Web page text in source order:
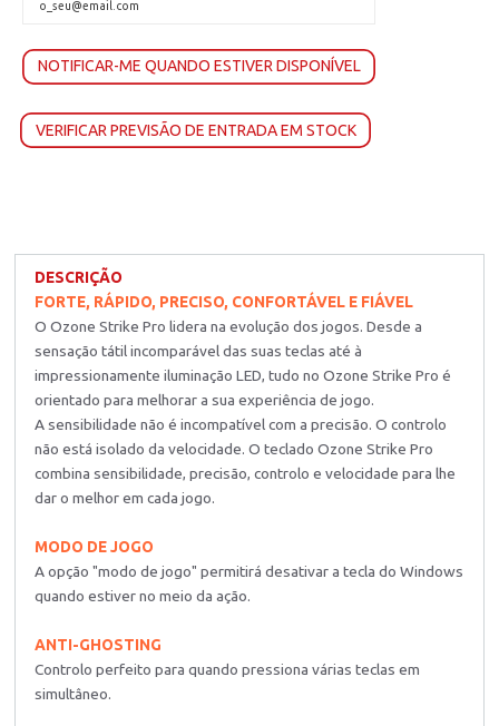
NOTIFICAR-ME QUANDO ESTIVER DISPONÍVEL
VERIFICAR PREVISÃO DE ENTRADA EM STOCK
DESCRIÇÃO
FORTE, RÁPIDO, PRECISO, CONFORTÁVEL E FIÁVEL
O Ozone Strike Pro lidera na evolução dos jogos. Desde a
sensação tátil incomparável das suas teclas até à
impressionamente iluminação LED, tudo no Ozone Strike Pro é
orientado para melhorar a sua experiência de jogo.
A sensibilidade não é incompatível com a precisão. O controlo
não está isolado da velocidade. O teclado Ozone Strike Pro
combina sensibilidade, precisão, controlo e velocidade para lhe
dar o melhor em cada jogo.
MODO DE JOGO
A opção "modo de jogo" permitirá desativar a tecla do Windows
quando estiver no meio da ação.
ANTI-GHOSTING
Controlo perfeito para quando pressiona várias teclas em
simultâneo.